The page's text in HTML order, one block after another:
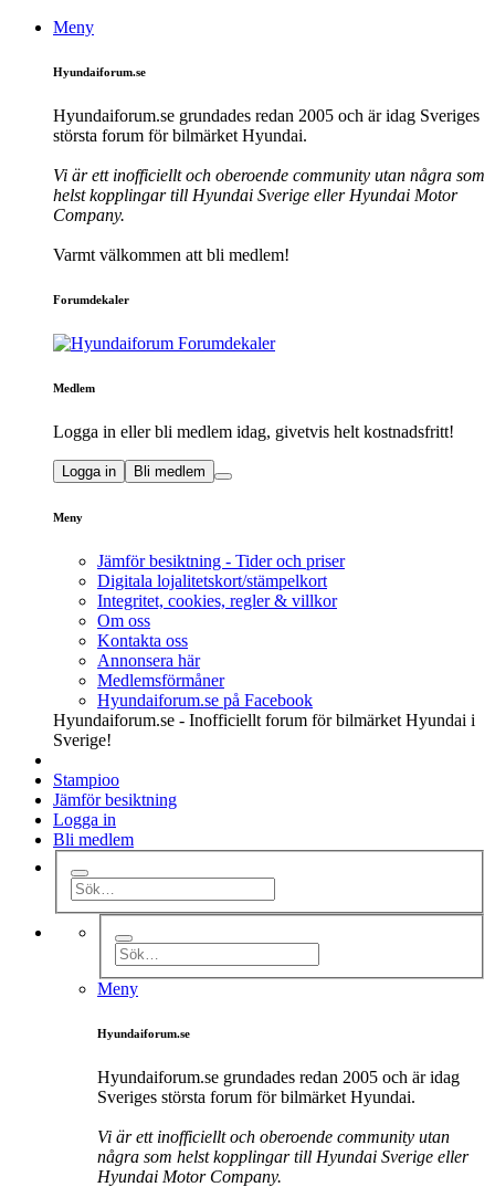
Meny
Hyundaiforum.se
Hyundaiforum.se grundades redan 2005 och är idag Sveriges
största forum för bilmärket Hyundai.
Vi är ett inofficiellt och oberoende community utan några som
helst kopplingar till Hyundai Sverige eller Hyundai Motor
Company.
Varmt välkommen att bli medlem!
Forumdekaler
Medlem
Logga in eller bli medlem idag, givetvis helt kostnadsfritt!
Logga in Bli medlem
Meny
Jämför besiktning - Tider och priser
Digitala lojalitetskort/stämpelkort
Integritet, cookies, regler & villkor
Om oss
Kontakta oss
Annonsera här
Medlemsförmåner
Hyundaiforum.se på Facebook
Hyundaiforum.se - Inofficiellt forum för bilmärket Hyundai i
Sverige!
Stampioo
Jämför besiktning
Logga in
Bli medlem
Meny
Hyundaiforum.se
Hyundaiforum.se grundades redan 2005 och är idag
Sveriges största forum för bilmärket Hyundai.
Vi är ett inofficiellt och oberoende community utan
några som helst kopplingar till Hyundai Sverige eller
Hyundai Motor Company.